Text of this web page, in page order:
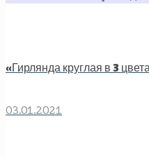
«Гирлянда круглая в 3
03.01.2021